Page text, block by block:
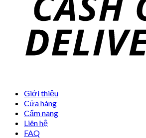
Giới thiệu
Cửa hàng
Cẩm nang
Liên hệ
FAQ